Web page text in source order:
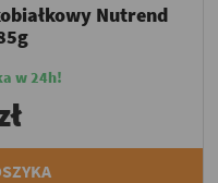
Nutrend
w 24h!